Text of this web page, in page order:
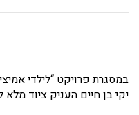
במסגרת פרויקט “לילדי
יקי בן חיים העניק ציוד